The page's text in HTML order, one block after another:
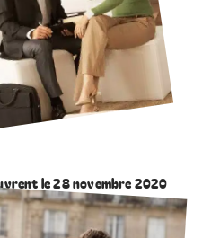
le 28 novembre 2020